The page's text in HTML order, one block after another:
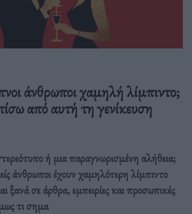
άνθρωποι χαμηλή λίμπιντο;
από αυτή τη γενίκευση
ή μια παραγνωρισμένη αλήθεια;
άνθρωποι έχουν χαμηλότερη λίμπιντο
ξανά σε άρθρα, εμπειρίες και προσωπικές
τι σημα